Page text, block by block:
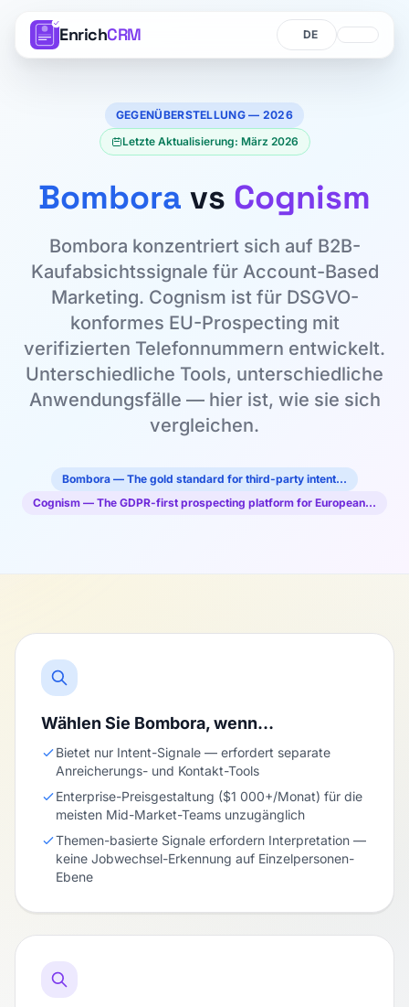
EnrichCRM Sprache
Sprache
GEGENÜBERSTELLUNG — 2026
Letzte Aktualisierung: März 2026
Bombora vs Cognism
Bombora konzentriert sich auf B2B-
Kaufabsichtssignale für Account-Based
Marketing. Cognism ist für DSGVO-
konformes EU-Prospecting mit
verifizierten Telefonnummern entwickelt.
Unterschiedliche Tools, unterschiedliche
Anwendungsfälle — hier ist, wie sie sich
vergleichen.
Bombora — The gold standard for third-party intent…
Cognism — The GDPR-first prospecting platform for European…
Wählen Sie Bombora, wenn…
Bietet nur Intent-Signale — erfordert separate
Anreicherungs- und Kontakt-Tools
Enterprise-Preisgestaltung ($1 000+/Monat) für die
meisten Mid-Market-Teams unzugänglich
Themen-basierte Signale erfordern Interpretation —
keine Jobwechsel-Erkennung auf Einzelpersonen-
Ebene